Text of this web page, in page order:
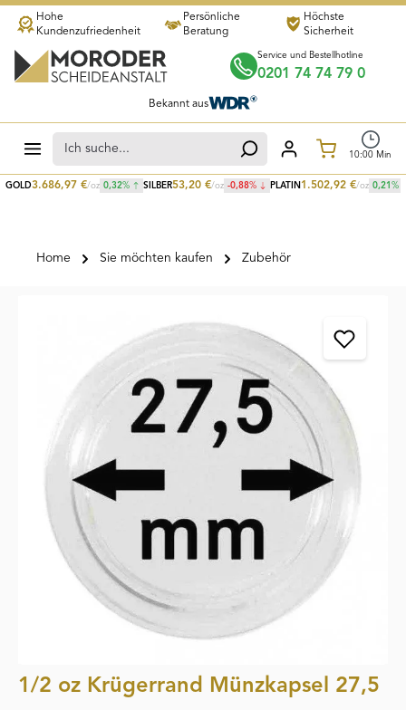
Zum Hauptinhalt springen
GOLD3.686,97 €/oz 0,32% SILBER53,20 €/oz -0,88% PLATIN 1.502,92 €/oz 0,21 %
Hohe
Kundenzufriedenheit
Persönliche
Beratung
Höchste
Sicherheit
Service und Bestellhotline
0201 74 74 79 0
Bekannt aus
10:00 Min
Home Sie möchten kaufen Zubehör
1/2 oz Krügerrand Münzkapsel 27,5